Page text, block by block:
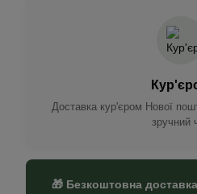
Доставка кур'єром Нової
зручний
🎁 Безкоштовна